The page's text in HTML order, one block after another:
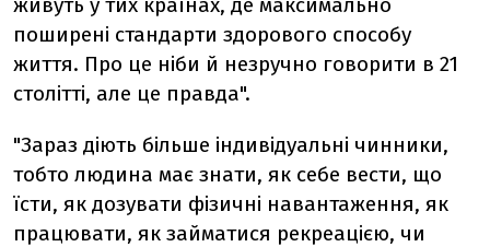
поширені стандарти здорового способу
життя. Про це ніби й незручно говорити в 21
столітті, але це правда".
"Зараз діють більше індивідуальні чинники,
тобто людина має знати, як себе вести, що
їсти, як дозувати фізичні навантаження, як
працювати, як займатися рекреацією, чи